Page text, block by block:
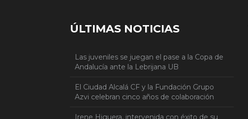
ÚLTIMAS NOTICIAS
Las juveniles se juegan el pase a la Copa de
Andalucía ante la Lebrijana UB
El Ciudad Alcalá CF y la Fundación Grupo
Azvi celebran cinco años de colaboración